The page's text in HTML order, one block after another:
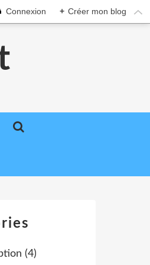
Connexion + Créer mon blog
(4)